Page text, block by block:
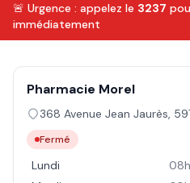
🚨 Urgence : appelez le 3237
immédiatement
Pharmacie Morel
368 Avenue Jean Jaurès,
Fermé
Lundi